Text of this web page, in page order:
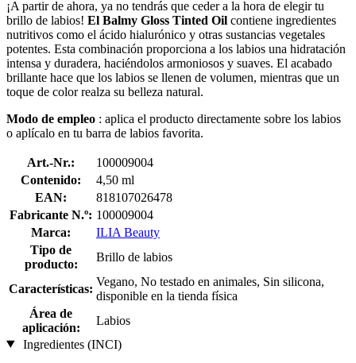
¡A partir de ahora, ya no tendrás que ceder a la hora de elegir tu
brillo de labios! El Balmy Gloss Tinted Oil contiene ingredientes
nutritivos como el ácido hialurónico y otras sustancias vegetales
potentes. Esta combinación proporciona a los labios una hidratación
intensa y duradera, haciéndolos armoniosos y suaves. El acabado
brillante hace que los labios se llenen de volumen, mientras que un
toque de color realza su belleza natural.
Modo de empleo : aplica el producto directamente sobre los labios
o aplícalo en tu barra de labios favorita.
Art.-Nr.:
100009004
Contenido:
4,50 ml
EAN:
818107026478
Fabricante N.º: 100009004
Marca:
ILIA Beauty
Tipo de
producto:
Brillo de labios
Características:
Vegano, No testado en animales, Sin silicona,
disponible en la tienda física
Área de
aplicación:
Labios
Ingredientes (INCI)